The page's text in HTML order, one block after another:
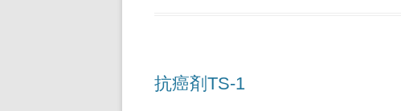
抗癌剤TS-1